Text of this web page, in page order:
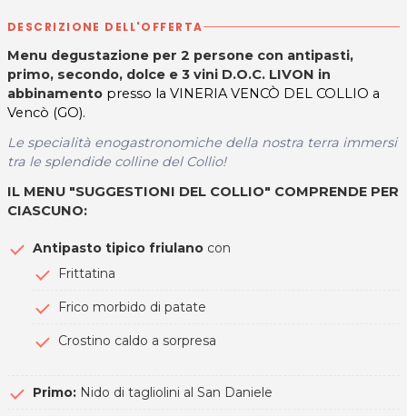
DESCRIZIONE DELL'OFFERTA
Menu degustazione per 2 persone con antipasti,
primo, secondo, dolce e 3 vini D.O.C. LIVON in
abbinamento presso la VINERIA VENCÒ DEL COLLIO a
Vencò (GO).
Le specialità enogastronomiche della nostra terra immersi
tra le splendide colline del Collio!
IL MENU "SUGGESTIONI DEL COLLIO" COMPRENDE PER
CIASCUNO:
Antipasto tipico friulano con
Frittatina
Frico morbido di patate
Crostino caldo a sorpresa
Primo: Nido di tagliolini al San Daniele